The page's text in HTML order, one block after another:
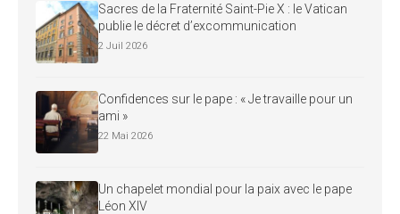
Sacres de la Fraternité Saint-Pie X : le Vatican
publie le décret d’excommunication
2 Juil 2026
Confidences sur le pape : « Je travaille pour un
ami »
22 Mai 2026
Un chapelet mondial pour la paix avec le pape
Léon XIV